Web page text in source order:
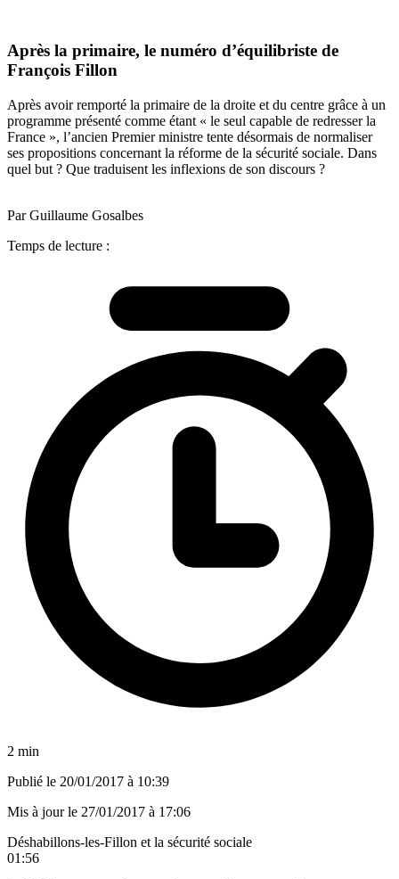
Après la primaire, le numéro d’équilibriste de
François Fillon
Après avoir remporté la primaire de la droite et du centre grâce à un
programme présenté comme étant « le seul capable de redresser la
France », l’ancien Premier ministre tente désormais de normaliser
ses propositions concernant la réforme de la sécurité sociale. Dans
quel but ? Que traduisent les inflexions de son discours ?
Par Guillaume Gosalbes
Temps de lecture :
2 min
Publié le 20/01/2017 à 10:39
Mis à jour le 27/01/2017 à 17:06
Déshabillons-les-Fillon et la sécurité sociale
01:56